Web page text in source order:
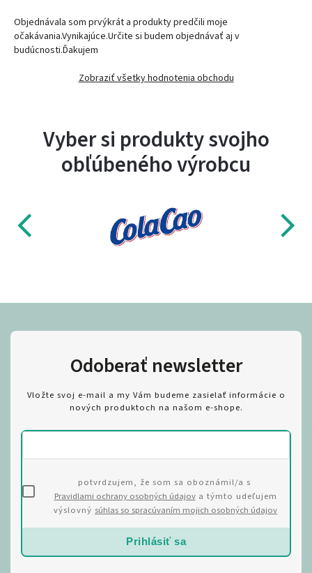
Objednávala som prvýkrát a produkty predčili moje
očakávania.Vynikajúce.Určite si budem objednávať aj v
budúcnosti.Ďakujem
Zobraziť všetky hodnotenia obchodu
Vyber si produkty svojho
obľúbeného výrobcu
Odoberať newsletter
Vložte svoj e-mail a my Vám budeme zasielať informácie o
nových produktoch na našom e-shope.
potvrdzujem, že som sa oboznámil/a s
Pravidlami ochrany osobných údajova týmto udeľujem
výslovný súhlas so spracúvaním mojich osobných údajov
Prihlásiť sa